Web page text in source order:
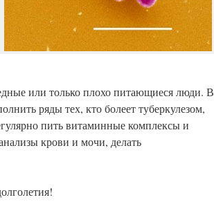
или только плохо питающиеся люди. В
ряды тех, кто болеет туберкулезом,
пить витаминные комплексы и
крови и мочи, делать